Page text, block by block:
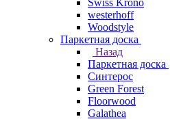
Swiss Krono
westerhoff
Woodstyle
Паркетная доска
Назад
Паркетная доска
Синтерос
Green Forest
Floorwood
Galathea